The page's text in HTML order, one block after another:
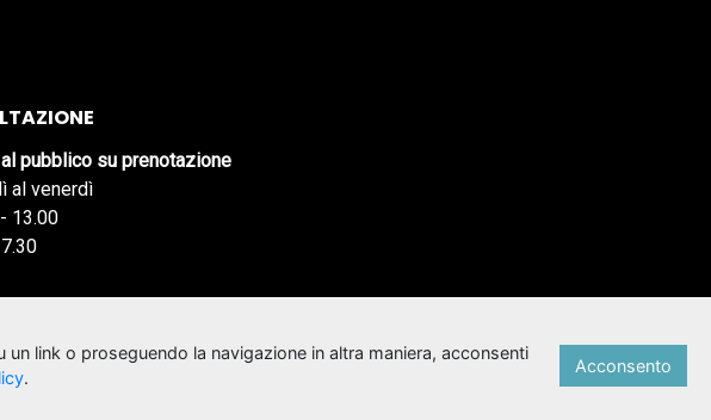
pubblico su prenotazione
al venerdì
13.00
link o proseguendo la navigazione in altra maniera, acconsenti
.
Acconsento